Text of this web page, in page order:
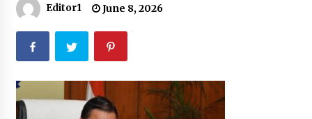
Thought Of The Day 17 May
May 17, 2022
Thought Of The Day 16 May
May 16, 2022
Editor1 June 8, 2026